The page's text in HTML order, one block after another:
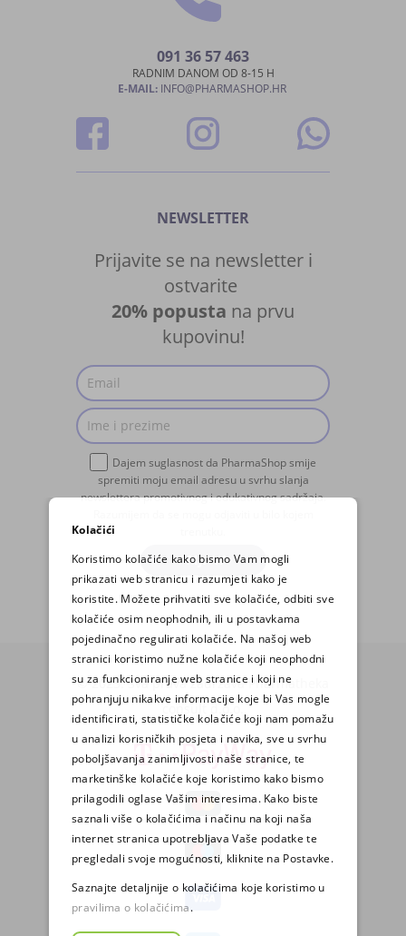
091 36 57 463
RADNIM DANOM OD 8-15 H
E-MAIL: INFO@PHARMASHOP.HR
NEWSLETTER
Prijavite se na newsletter i
ostvarite
20% popusta na prvu
kupovinu!
Dajem suglasnost da PharmaShop smije
spremiti moju email adresu u svrhu slanja
newslettera promotivnog i edukativnog sadržaja.
PRIJAVA
© 2025. Sva prava zadržava Pharmatheka
consult d.o.o.
Kolačići
Koristimo kolačiće kako bismo Vam mogli
prikazati web stranicu i razumjeti kako je
koristite. Možete prihvatiti sve kolačiće, odbiti sve
kolačiće osim neophodnih, ili u postavkama
pojedinačno regulirati kolačiće. Na našoj web
stranici koristimo nužne kolačiće koji neophodni
su za funkcioniranje web stranice i koji ne
pohranjuju nikakve informacije koje bi Vas mogle
identificirati, statističke kolačiće koji nam pomažu
u analizi korisničkih posjeta i navika, sve u svrhu
poboljšavanja zanimljivosti naše stranice, te
marketinške kolačiće koje koristimo kako bismo
prilagodili oglase Vašim interesima. Kako biste
saznali više o kolačićima i načinu na koji naša
internet stranica upotrebljava Vaše podatke te
pregledali svoje mogućnosti, kliknite na Postavke.
Saznajte detaljnije o kolačićima koje koristimo u
pravilima o kolačićima.